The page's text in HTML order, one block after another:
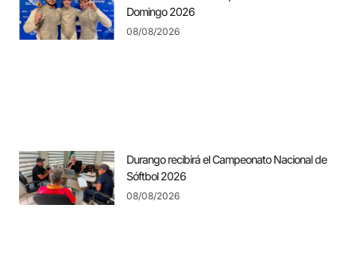
Domingo 2026
08/08/2026
Durango recibirá el Campeonato Nacional de
Sóftbol 2026
08/08/2026